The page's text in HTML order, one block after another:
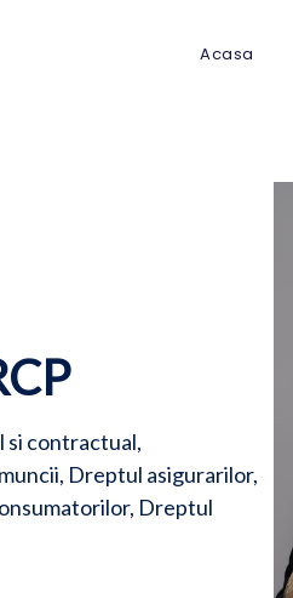
Acasa
si contractual,
Dreptul asigurarilor,
Dreptul